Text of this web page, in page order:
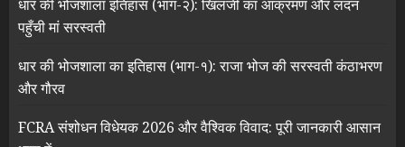
धार की भोजशाला इतिहास (भाग-२): खिलजी का आक्रमण और लंदन
पहुँची मां सरस्वती
धार की भोजशाला का इतिहास (भाग-१): राजा भोज की सरस्वती कंठाभरण
और गौरव
FCRA संशोधन विधेयक 2026 और वैश्विक विवाद: पूरी जानकारी आसान